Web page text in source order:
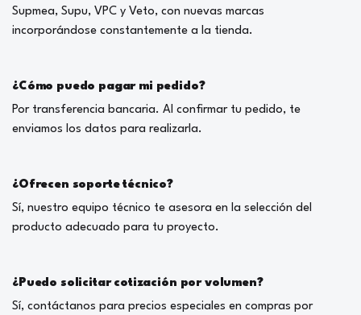
Supmea, Supu, VPC y Veto, con nuevas marcas
incorporándose constantemente a la tienda.
¿Cómo puedo pagar mi pedido?
Por transferencia bancaria. Al confirmar tu pedido, te
enviamos los datos para realizarla.
¿Ofrecen soporte técnico?
Sí, nuestro equipo técnico te asesora en la selección del
producto adecuado para tu proyecto.
¿Puedo solicitar cotización por volumen?
Sí, contáctanos para precios especiales en compras por